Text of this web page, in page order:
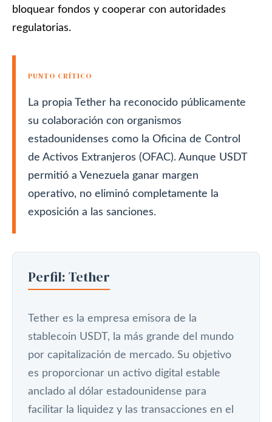
bloquear fondos y cooperar con autoridades
regulatorias.
PUNTO CRÍTICO
La propia Tether ha reconocido públicamente
su colaboración con organismos
estadounidenses como la Oficina de Control
de Activos Extranjeros (OFAC). Aunque USDT
permitió a Venezuela ganar margen
operativo, no eliminó completamente la
exposición a las sanciones.
Perfil: Tether
Tether es la empresa emisora de la
stablecoin USDT, la más grande del mundo
por capitalización de mercado. Su objetivo
es proporcionar un activo digital estable
anclado al dólar estadounidense para
facilitar la liquidez y las transacciones en el